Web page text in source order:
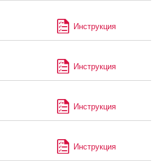
Инструкция
Инструкция
Инструкция
Инструкция